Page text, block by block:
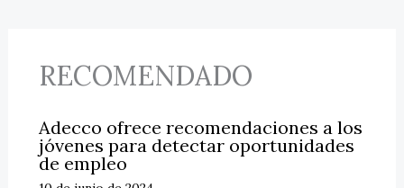
RECOMENDADO
Adecco ofrece recomendaciones a los
jóvenes para detectar oportunidades
de empleo